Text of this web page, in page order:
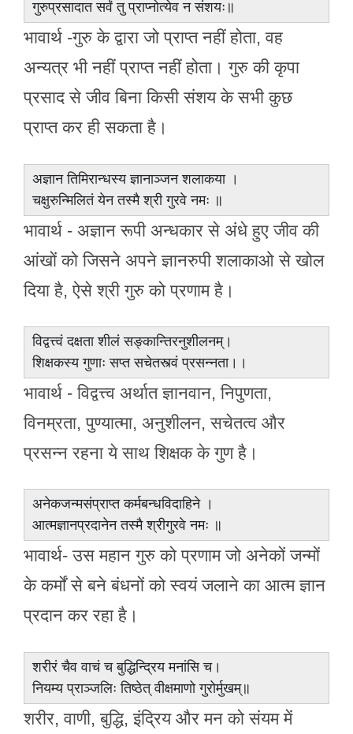
गुरुप्रसादात सर्वं तु प्राप्नोत्येव न संशयः॥
भावार्थ -गुरु के द्वारा जो प्राप्त नहीं होता, वह
अन्यत्र भी नहीं प्राप्त नहीं होता। गुरु की कृपा
प्रसाद से जीव बिना किसी संशय के सभी कुछ
प्राप्त कर ही सकता है।
अज्ञान तिमिरान्धस्य ज्ञानाञ्जन शलाकया ।
चक्षुरुन्मिलितं येन तस्मै श्री गुरवे नमः ॥
भावार्थ - अज्ञान रूपी अन्धकार से अंधे हुए जीव की
आंखों को जिसने अपने ज्ञानरुपी शलाकाओ से खोल
दिया है, ऐसे श्री गुरु को प्रणाम है।
विद्वत्त्वं दक्षता शीलं सङ्कान्तिरनुशीलनम्।
शिक्षकस्य गुणाः सप्त सचेतस्त्वं प्रसन्नता।।
भावार्थ - विद्वत्त्व अर्थात ज्ञानवान, निपुणता,
विनम्रता, पुण्यात्मा, अनुशीलन, सचेतत्व और
प्रसन्न रहना ये साथ शिक्षक के गुण है।
अनेकजन्मसंप्राप्त कर्मबन्धविदाहिने ।
आत्मज्ञानप्रदानेन तस्मै श्रीगुरवे नमः ॥
भावार्थ- उस महान गुरु को प्रणाम जो अनेकों जन्मों
के कर्मों से बने बंधनों को स्वयं जलाने का आत्म ज्ञान
प्रदान कर रहा है।
शरीरं चैव वाचं च बुद्धिन्द्रिय मनांसि च।
नियम्य प्राञ्जलिः तिष्ठेत् वीक्षमाणो गुरोर्मुखम्॥
शरीर, वाणी, बुद्धि, इंद्रिय और मन को संयम में